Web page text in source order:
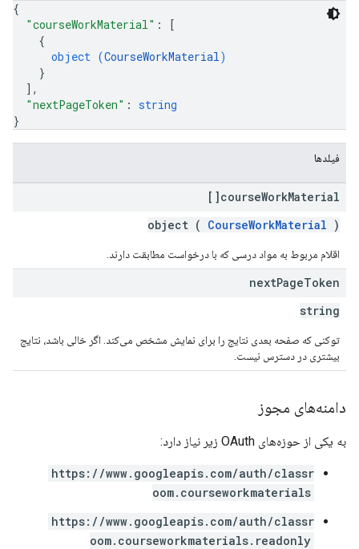
{
"courseWorkMaterial" :
[
{
object (CourseWorkMaterial)
}
] ,
"nextPageToken" : string
}
فیلدها
courseWorkMaterial[]
object ( CourseWorkMaterial )
اقلام مربوط به مواد درسی که با درخواست مطابقت دارند.
nextPageToken
string
توکنی که صفحه بعدی نتایج را برای نمایش مشخص می‌کند. اگر خالی باشد، نتایج
بیشتری در دسترس نیست.
دامنه‌های مجوز
به یکی از حوزه‌های OAuth زیر نیاز دارد:
https://www.googleapis.com/auth/classr
oom.courseworkmaterials
https://www.googleapis.com/auth/classr
oom.courseworkmaterials.readonly